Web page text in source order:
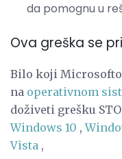
da pomognu u
Ova greška se
Bilo koji
na operativnom
doživeti grešku
Windows 10 ,
Vista ,